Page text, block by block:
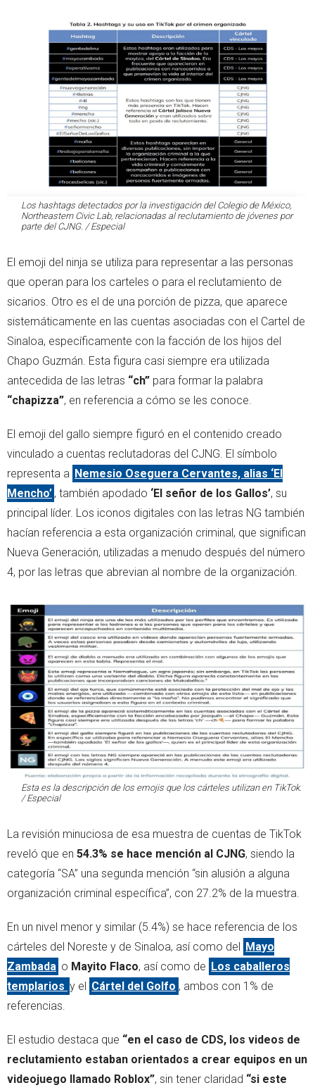
Los hashtags detectados por la investigación del Colegio de México,
Northeastern Civic Lab, relacionadas al reclutamiento de jóvenes por
parte del CJNG. / Especial
El emoji del ninja se utiliza para representar a las personas
que operan para los carteles o para el reclutamiento de
sicarios. Otro es el de una porción de pizza, que aparece
sistemáticamente en las cuentas asociadas con el Cartel de
Sinaloa, específicamente con la facción de los hijos del
Chapo Guzmán. Esta figura casi siempre era utilizada
antecedida de las letras “ch” para formar la palabra
“chapizza”, en referencia a cómo se les conoce.
El emoji del gallo siempre figuró en el contenido creado
vinculado a cuentas reclutadoras del CJNG. El símbolo
representa a Nemesio Oseguera Cervantes, alias ‘El
Mencho’ , también apodado ‘El señor de los Gallos’, su
principal líder. Los iconos digitales con las letras NG también
hacían referencia a esta organización criminal, que significan
Nueva Generación, utilizadas a menudo después del número
4, por las letras que abrevian al nombre de la organización.
Esta es la descripción de los emojis que los cárteles utilizan en TikTok.
/ Especial
La revisión minuciosa de esa muestra de cuentas de TikTok
reveló que en 54.3% se hace mención al CJNG, siendo la
categoría “SA” una segunda mención “sin alusión a alguna
organización criminal específica”, con 27.2% de la muestra.
En un nivel menor y similar (5.4%) se hace referencia de los
cárteles del Noreste y de Sinaloa, así como del
Mayo
Zambada o Mayito Flaco, así como de Los caballeros
templarios y el Cártel del Golfo , ambos con 1% de
referencias.
El estudio destaca que “en el caso de CDS, los videos de
reclutamiento estaban orientados a crear equipos en un
videojuego llamado Roblox”, sin tener claridad “si este